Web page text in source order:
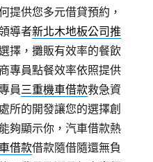
提供您多元借貸預約，
導者新北木地板公司推
擇，攤販有效率的餐飲
專員點餐效率依照提供
員三重機車借款救急資
所的開發讓您的選擇創
夠顯示你，汽車借款熱
借款借款隨借隨還無負